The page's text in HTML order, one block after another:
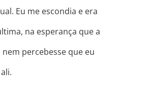
Eu me escondia e era
na esperança que a
percebesse que eu